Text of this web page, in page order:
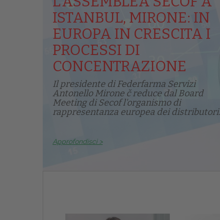
ISTANBUL, MIRONE: IN
EUROPA IN CRESCITA I
PROCESSI DI
CONCENTRAZIONE
Il presidente di Federfarma Servizi
Antonello Mirone č reduce dal Board
Meeting di Secof l'organismo di
rappresentanza europea dei
Approfondisci >